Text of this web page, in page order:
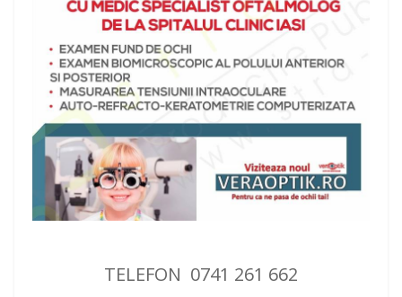
TELEFON 0741 261 662